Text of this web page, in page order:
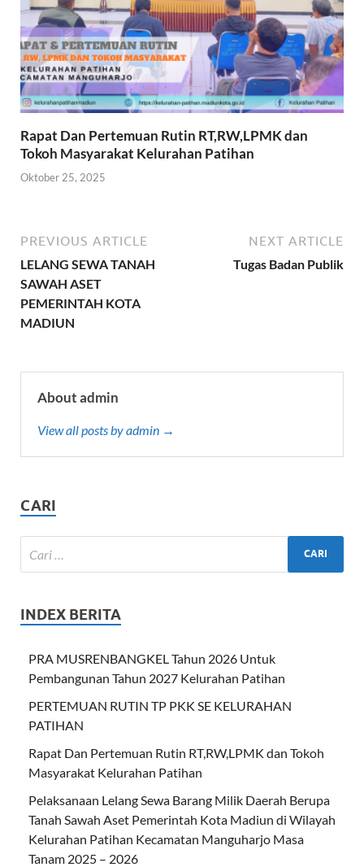
Rapat Dan Pertemuan Rutin RT,RW,LPMK dan
Tokoh Masyarakat Kelurahan Patihan
Oktober 25, 2025
PREVIOUS ARTICLE
LELANG SEWA TANAH
SAWAH ASET
PEMERINTAH KOTA
MADIUN
NEXT ARTICLE
Tugas Badan Publik
About admin
View all posts by admin →
CARI
INDEX BERITA
PRA MUSRENBANGKEL Tahun 2026 Untuk
Pembangunan Tahun 2027 Kelurahan Patihan
PERTEMUAN RUTIN TP PKK SE KELURAHAN
PATIHAN
Rapat Dan Pertemuan Rutin RT,RW,LPMK dan Tokoh
Masyarakat Kelurahan Patihan
Pelaksanaan Lelang Sewa Barang Milik Daerah Berupa
Tanah Sawah Aset Pemerintah Kota Madiun di Wilayah
Kelurahan Patihan Kecamatan Manguharjo Masa
Tanam 2025 – 2026